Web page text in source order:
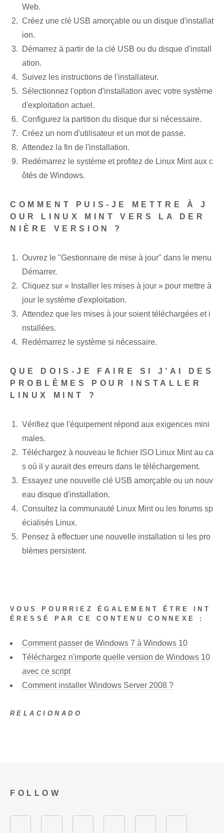
Web.
Créez une clé USB amorçable ou un disque d'installat
ion.
Démarrez à partir de la clé USB ou du disque d'install
ation.
Suivez les instructions de l'installateur⁤.
Sélectionnez l'option d'installation ⁣avec votre système
d'exploitation actuel⁤.
Configurez la partition du disque dur si nécessaire.
Créez un nom d'utilisateur et un mot de passe.
Attendez la fin de l'installation.
Redémarrez le système et profitez de Linux Mint aux c
ôtés de Windows.
COMMENT PUIS-JE METTRE À J
OUR LINUX MINT VERS LA DER
NIÈRE VERSION ?
Ouvrez le "Gestionnaire de mise à jour" dans le menu
Démarrer.
Cliquez sur « Installer les mises à jour »‍ pour mettre à
jour le système d'exploitation.
Attendez que les mises à jour soient téléchargées et i
nstallées.
Redémarrez le système si nécessaire.
QUE DOIS-JE FAIRE SI J’AI DES
PROBLÈMES POUR INSTALLER
LINUX MINT ?
Vérifiez que⁤ l'équipement‌ répond aux exigences mini
males.
Téléchargez à nouveau le fichier ISO Linux Mint⁤ au ca
s où il y aurait des erreurs dans le téléchargement.
Essayez une nouvelle clé USB amorçable ou un nouv
eau disque d'installation.
Consultez la communauté Linux Mint ou les forums sp
écialisés Linux.
Pensez à effectuer une nouvelle installation si les pro
blèmes persistent.
VOUS POURRIEZ ÉGALEMENT ÊTRE INT
ÉRESSÉ PAR CE CONTENU CONNEXE :
Comment passer de Windows 7 à Windows 10
Téléchargez n'importe quelle version de Windows 10
avec ce script
Comment installer Windows Server 2008 ?
RELACIONADO
FOLLOW